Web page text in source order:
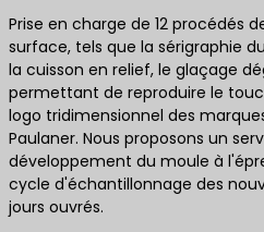
Prise en charge de 12 procédés
surface, tels que la sérigraphie
la cuisson en relief, le glaçage
permettant de reproduire le
logo tridimensionnel des
Paulaner. Nous proposons un
développement du moule à
cycle d'échantillonnage des
jours ouvrés.